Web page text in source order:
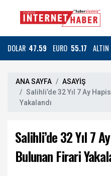
DOLAR 47.59 EURO 55.17 ALTIN
ANA SAYFA
ASAYİŞ
Salihli’de 32 Yıl 7 Ay
Yakalandı
Salihli’de 32 Yıl 7
Bulunan Firari